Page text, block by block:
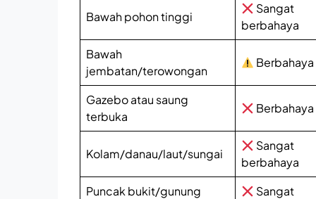
Bawah pohon tinggi
Sangat
berbahaya
Bawah
jembatan/terowongan
Berbahaya
Gazebo atau saung
terbuka
Berbahaya
Kolam/danau/laut/sungai
Sangat
berbahaya
Puncak bukit/gunung
Sangat